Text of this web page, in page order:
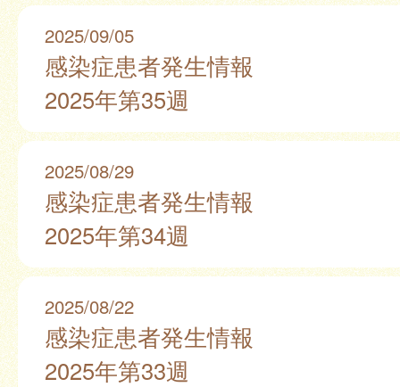
2025/09/05
感染症患者発生情報
2025年第35週
2025/08/29
感染症患者発生情報
2025年第34週
2025/08/22
感染症患者発生情報
2025年第33週